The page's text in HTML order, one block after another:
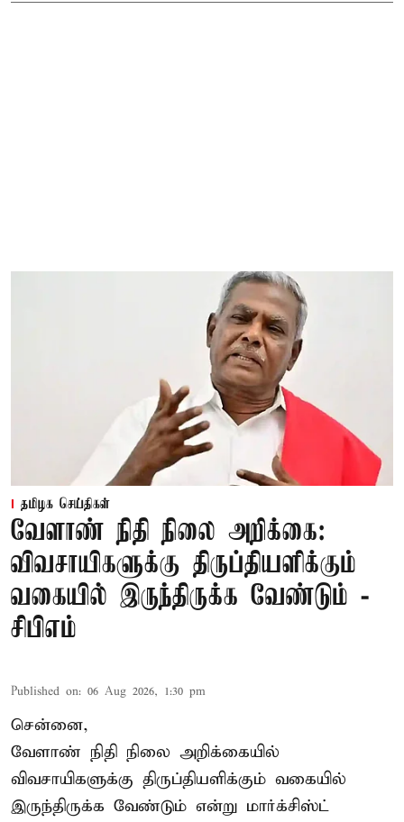
தமிழக செய்திகள்
வேளாண் நிதி நிலை அறிக்கை:
விவசாயிகளுக்கு திருப்தியளிக்கும்
வகையில் இருந்திருக்க வேண்டும் -
சிபிஎம்
Published on: 06 Aug 2026, 1:30 pm
சென்னை,
வேளாண் நிதி நிலை அறிக்கையில்
விவசாயிகளுக்கு திருப்தியளிக்கும் வகையில்
இருந்திருக்க வேண்டும் என்று மார்க்சிஸ்ட்